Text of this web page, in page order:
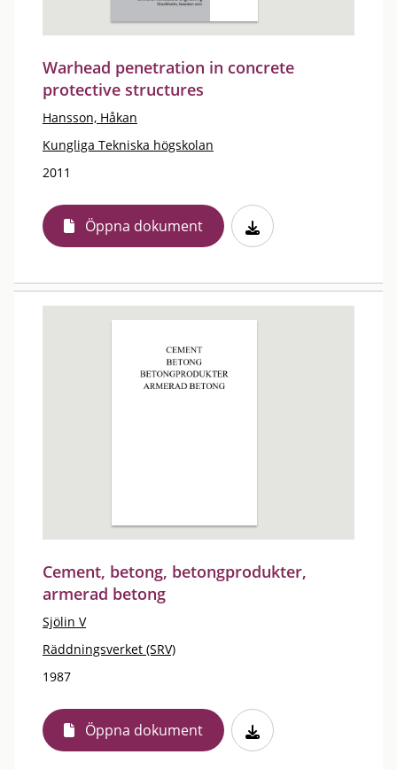
Warhead penetration in concrete
protective structures
Hansson, Håkan
Kungliga Tekniska högskolan
2011
Öppna dokument
Cement, betong, betongprodukter,
armerad betong
Sjölin V
Räddningsverket (SRV)
1987
Öppna dokument